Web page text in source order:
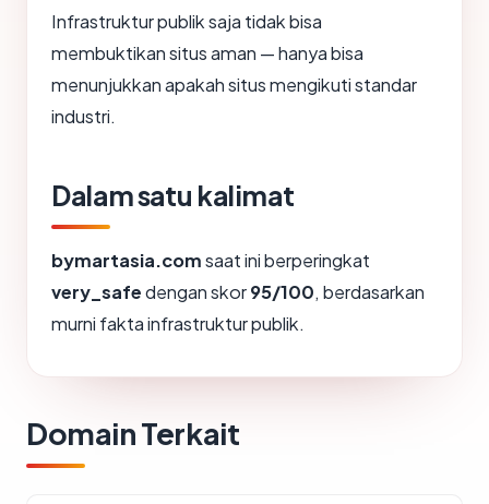
Infrastruktur publik saja tidak bisa
membuktikan situs aman — hanya bisa
menunjukkan apakah situs mengikuti standar
industri.
Dalam satu kalimat
bymartasia.comsaat ini berperingkat
very_safedengan skor95/100, berdasarkan
murni fakta infrastruktur publik.
Domain Terkait